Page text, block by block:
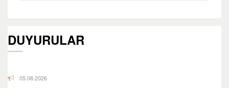
DUYURULAR
05.08.2026